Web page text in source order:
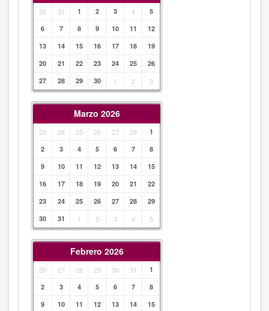
30 31 1 2 3 4
5
6
7 8 9 10 11
12
13
14 15 16 17 18
19
20
21 22 23 24 25
26
27
28 29 30 1 2 3
Marzo 2026
23 24 25 26 27 28
1
2
3 4 5 6 7
8
9
10 11 12 13 14
15
16
17 18 19 20 21
22
23
24 25 26 27 28
29
30
31 1 2 3 4 5
Febrero 2026
26 27 28 29 30 31
1
2
3 4 5 6 7
8
9
10 11 12 13 14
15